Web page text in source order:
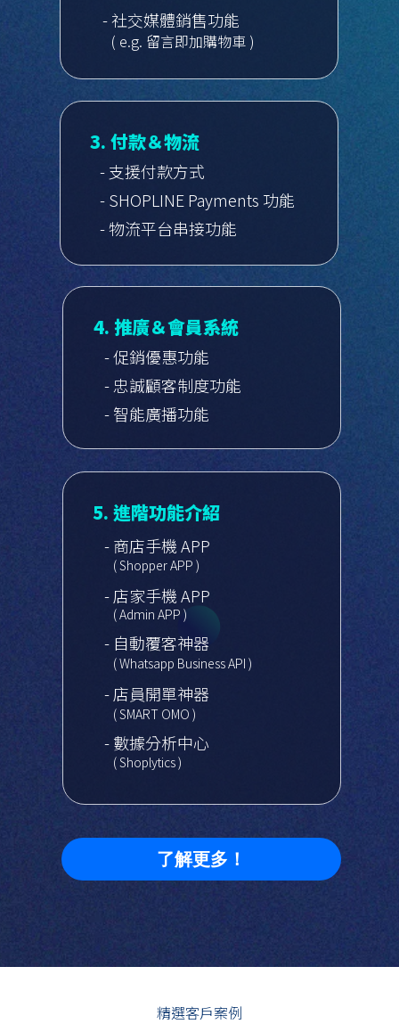
3. 付款＆物流
- 支援付款方式
- SHOPLINE Payments 功能
- 物流平台串接功能
- 社交媒體銷售功能
( e.g. 留言即加購物車 )
4. 推廣＆會員系統
5. 進階功能介紹
- 商店手機 APP
( Shopper APP )
- 促銷優惠功能
- 忠誠顧客制度功能
- 智能廣播功能
- 店家手機 APP
( Admin APP )
- 自動覆客神器
( Whatsapp Business API )
- 店員開單神器
( SMART OMO )
- 數據分析中心
( Shoplytics )
了解更多！
精選客戶案例